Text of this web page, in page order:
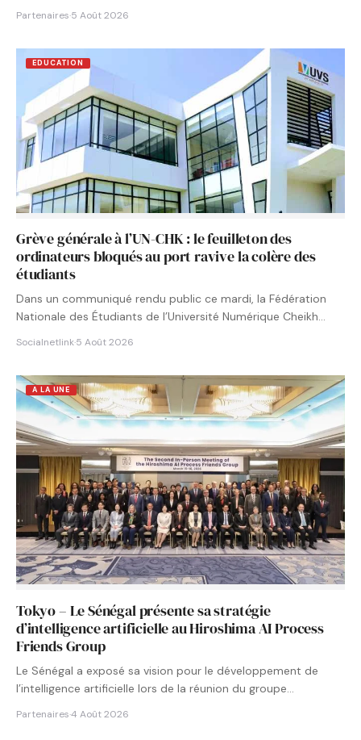
Partenaires·5 Août 2026
EDUCATION
Grève générale à l’UN-CHK : le feuilleton des
ordinateurs bloqués au port ravive la colère des
étudiants
Dans un communiqué rendu public ce mardi, la Fédération
Nationale des Étudiants de l’Université Numérique Cheikh
Socialnetlink·5 Août 2026
A LA UNE
Tokyo – Le Sénégal présente sa stratégie
d’intelligence artificielle au Hiroshima AI Process
Friends Group
Le Sénégal a exposé sa vision pour le développement de
l’intelligence artificielle lors de la réunion du groupe…
Partenaires·4 Août 2026